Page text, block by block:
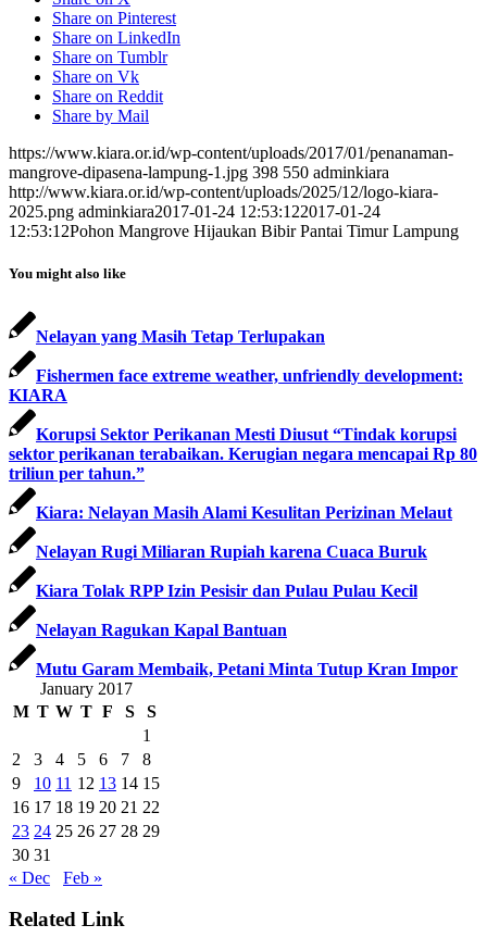
Share on Pinterest
Share on LinkedIn
Share on Tumblr
Share on Vk
Share on Reddit
Share by Mail
https://www.kiara.or.id/wp-content/uploads/2017/01/penanaman-
mangrove-dipasena-lampung-1.jpg 398 550 adminkiara
http://www.kiara.or.id/wp-content/uploads/2025/12/logo-kiara-
2025.png adminkiara2017-01-24 12:53:122017-01-24
12:53:12Pohon Mangrove Hijaukan Bibir Pantai Timur Lampung
You might also like
Nelayan yang Masih Tetap Terlupakan
Fishermen face extreme weather, unfriendly development:
KIARA
Korupsi Sektor Perikanan Mesti Diusut “Tindak korupsi
sektor perikanan terabaikan. Kerugian negara mencapai Rp 80
triliun per tahun.”
Kiara: Nelayan Masih Alami Kesulitan Perizinan Melaut
Nelayan Rugi Miliaran Rupiah karena Cuaca Buruk
Kiara Tolak RPP Izin Pesisir dan Pulau Pulau Kecil
Nelayan Ragukan Kapal Bantuan
Mutu Garam Membaik, Petani Minta Tutup Kran Impor
January 2017
M T W T F S
S
1
2
3 4 5 6 7
8
9
10 11 12 13 14 15
16 17 18 19 20 21 22
23 24 25 26 27 28 29
30 31
« Dec
Feb »
Related Link